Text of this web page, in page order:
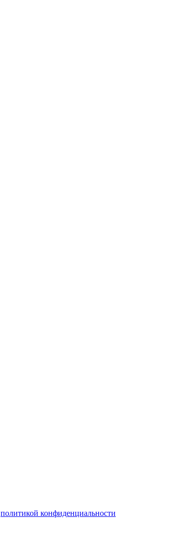
политикой конфиденциальности